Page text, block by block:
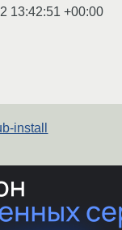
13:42:51 +00:00
install